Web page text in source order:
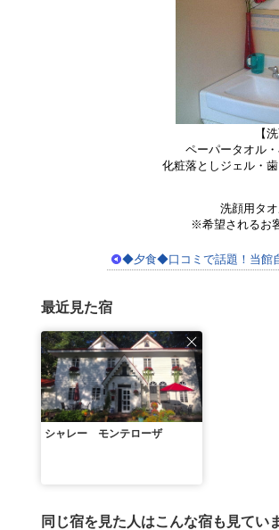
【
ペーパータオル
化粧落としジェル・歯ブ
洗顔用タオル
※希望されるお客様
◆夕食◆口コミで話題！当館
最近見た宿
シャレー モンテローザ
同じ宿を見た人はこんな宿も見てい